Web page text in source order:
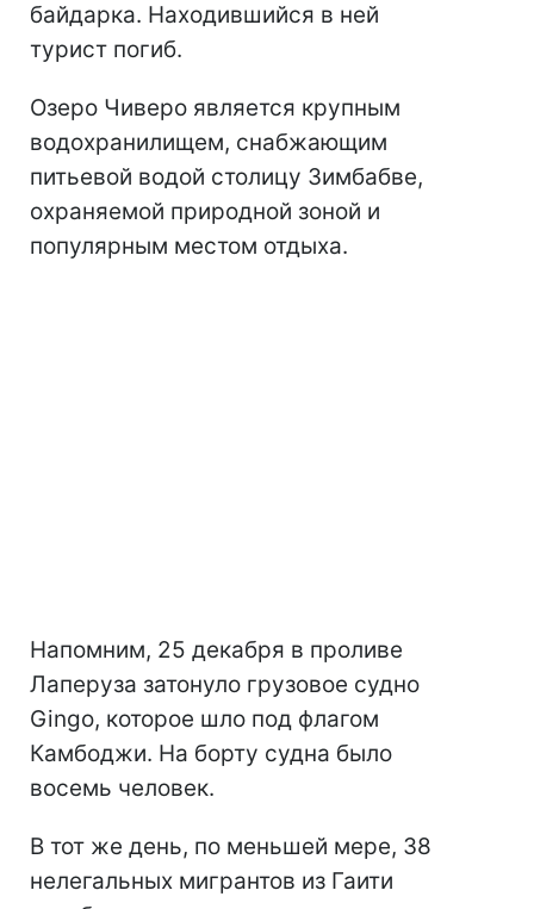
байдарка. Находившийся в ней
турист погиб.
Озеро Чиверо является крупным
водохранилищем, снабжающим
питьевой водой столицу Зимбабве,
охраняемой природной зоной и
популярным местом отдыха.
Напомним, 25 декабря в проливе
Лаперуза затонуло грузовое судно
Gingo, которое шло под флагом
Камбоджи. На борту судна было
восемь человек.
В тот же день, по меньшей мере, 38
нелегальных мигрантов из Гаити